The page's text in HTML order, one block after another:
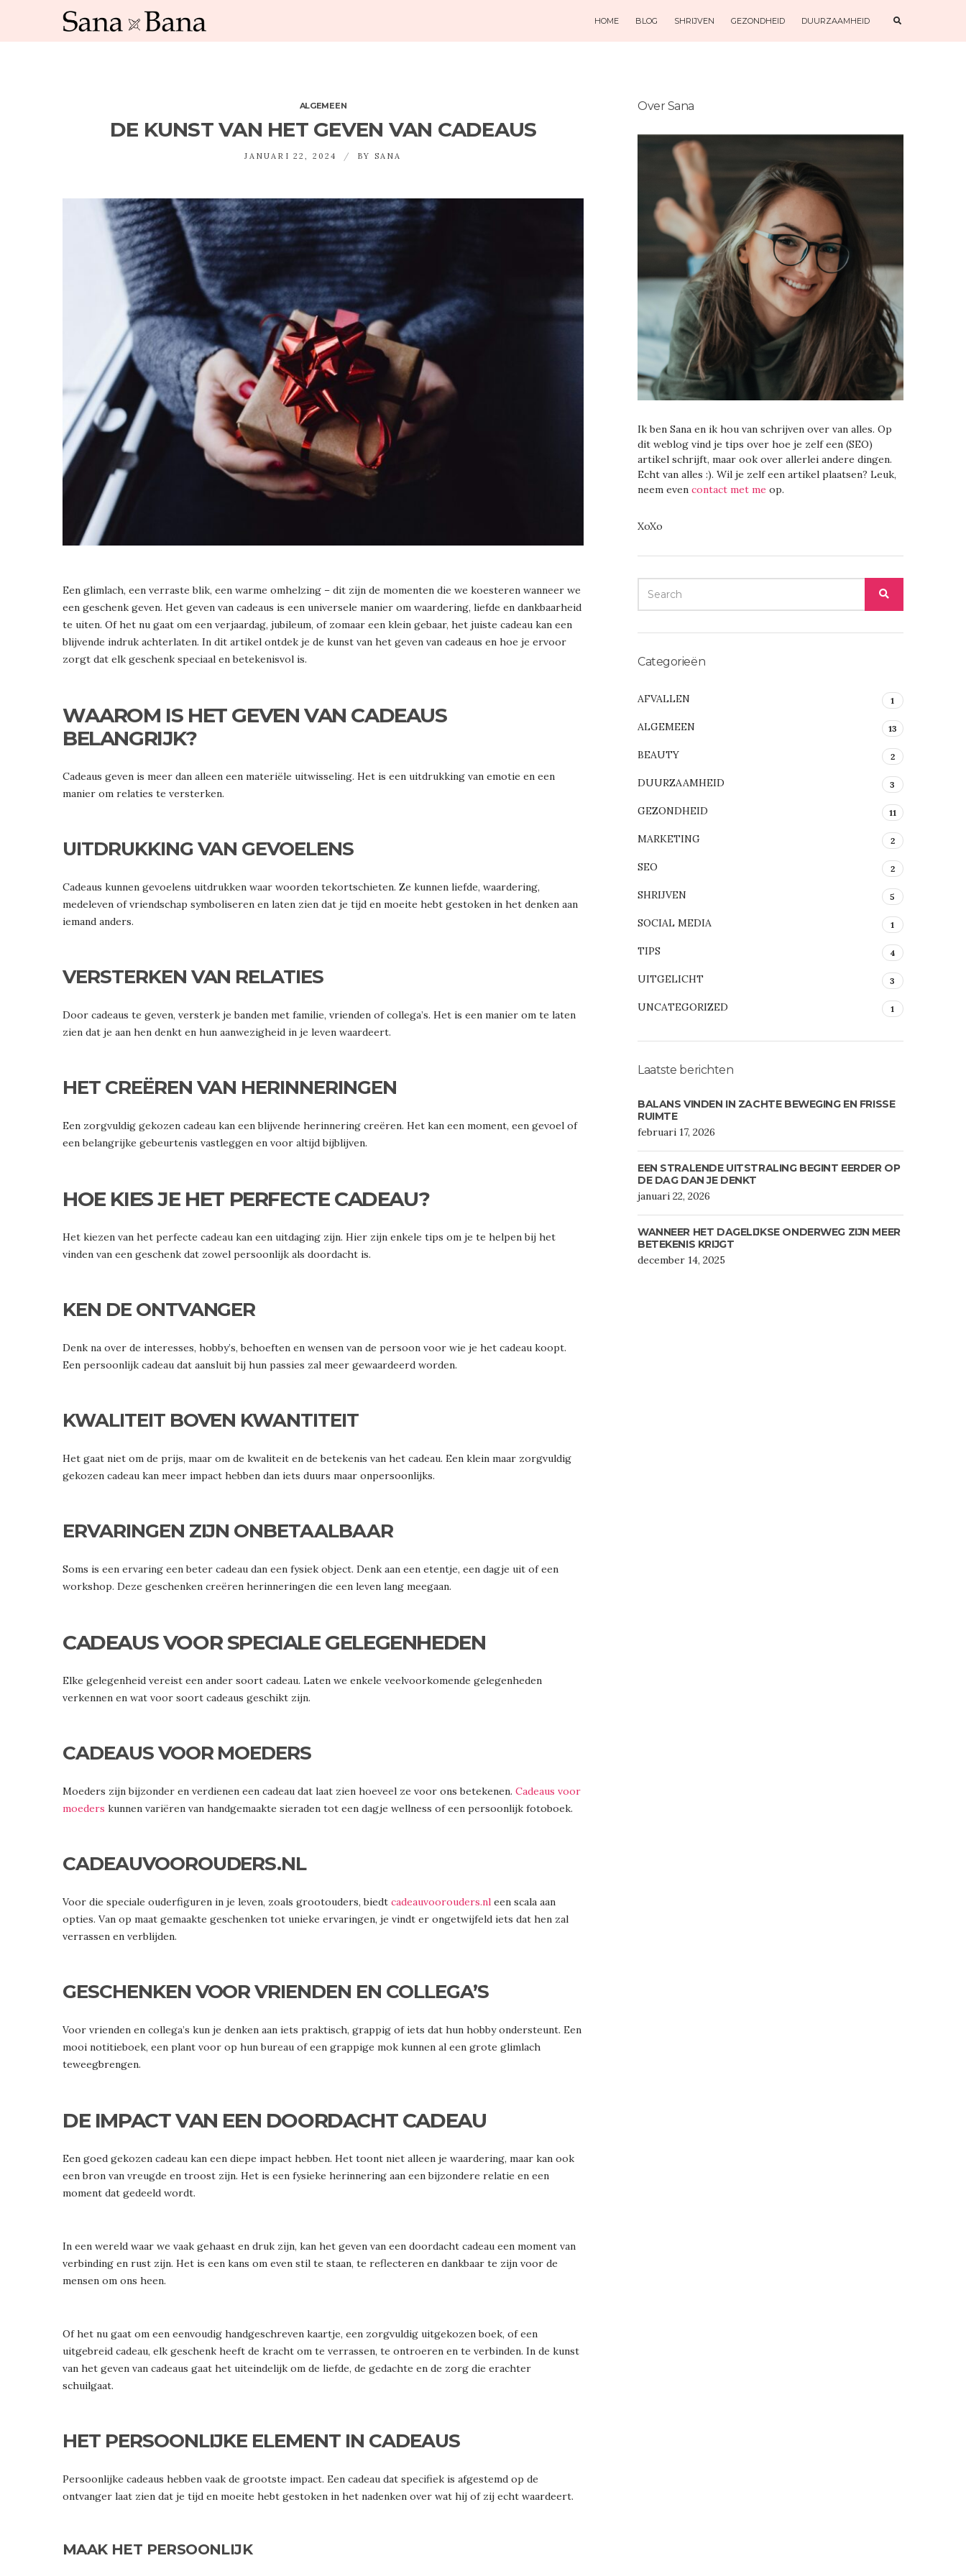
HOME BLOG SHRIJVEN GEZONDHEID DUURZAAMHEID
ALGEMEEN
DE KUNST VAN HET GEVEN VAN CADEAUS
JANUARI 22, 2024 BY SANA
Een glimlach, een verraste blik, een warme omhelzing – dit zijn de momenten die we koesteren wanneer we
een geschenk geven. Het geven van cadeaus is een universele manier om waardering, liefde en dankbaarheid
te uiten. Of het nu gaat om een verjaardag, jubileum, of zomaar een klein gebaar, het juiste cadeau kan een
blijvende indruk achterlaten. In dit artikel ontdek je de kunst van het geven van cadeaus en hoe je ervoor
zorgt dat elk geschenk speciaal en betekenisvol is.
WAAROM IS HET GEVEN VAN CADEAUS
BELANGRIJK?
Cadeaus geven is meer dan alleen een materiële uitwisseling. Het is een uitdrukking van emotie en een
manier om relaties te versterken.
UITDRUKKING VAN GEVOELENS
Cadeaus kunnen gevoelens uitdrukken waar woorden tekortschieten. Ze kunnen liefde, waardering,
medeleven of vriendschap symboliseren en laten zien dat je tijd en moeite hebt gestoken in het denken aan
iemand anders.
VERSTERKEN VAN RELATIES
Door cadeaus te geven, versterk je banden met familie, vrienden of collega’s. Het is een manier om te laten
zien dat je aan hen denkt en hun aanwezigheid in je leven waardeert.
HET CREËREN VAN HERINNERINGEN
Een zorgvuldig gekozen cadeau kan een blijvende herinnering creëren. Het kan een moment, een gevoel of
een belangrijke gebeurtenis vastleggen en voor altijd bijblijven.
HOE KIES JE HET PERFECTE CADEAU?
Het kiezen van het perfecte cadeau kan een uitdaging zijn. Hier zijn enkele tips om je te helpen bij het
vinden van een geschenk dat zowel persoonlijk als doordacht is.
KEN DE ONTVANGER
Denk na over de interesses, hobby’s, behoeften en wensen van de persoon voor wie je het cadeau koopt.
Een persoonlijk cadeau dat aansluit bij hun passies zal meer gewaardeerd worden.
KWALITEIT BOVEN KWANTITEIT
Het gaat niet om de prijs, maar om de kwaliteit en de betekenis van het cadeau. Een klein maar zorgvuldig
gekozen cadeau kan meer impact hebben dan iets duurs maar onpersoonlijks.
ERVARINGEN ZIJN ONBETAALBAAR
Soms is een ervaring een beter cadeau dan een fysiek object. Denk aan een etentje, een dagje uit of een
workshop. Deze geschenken creëren herinneringen die een leven lang meegaan.
CADEAUS VOOR SPECIALE GELEGENHEDEN
Elke gelegenheid vereist een ander soort cadeau. Laten we enkele veelvoorkomende gelegenheden
verkennen en wat voor soort cadeaus geschikt zijn.
CADEAUS VOOR MOEDERS
Moeders zijn bijzonder en verdienen een cadeau dat laat zien hoeveel ze voor ons betekenen. Cadeaus voor
moeders kunnen variëren van handgemaakte sieraden tot een dagje wellness of een persoonlijk fotoboek.
CADEAUVOOROUDERS.NL
Voor die speciale ouderfiguren in je leven, zoals grootouders, biedt cadeauvoorouders.nl een scala aan
opties. Van op maat gemaakte geschenken tot unieke ervaringen, je vindt er ongetwijfeld iets dat hen zal
verrassen en verblijden.
GESCHENKEN VOOR VRIENDEN EN COLLEGA’S
Voor vrienden en collega’s kun je denken aan iets praktisch, grappig of iets dat hun hobby ondersteunt. Een
mooi notitieboek, een plant voor op hun bureau of een grappige mok kunnen al een grote glimlach
teweegbrengen.
DE IMPACT VAN EEN DOORDACHT CADEAU
Een goed gekozen cadeau kan een diepe impact hebben. Het toont niet alleen je waardering, maar kan ook
een bron van vreugde en troost zijn. Het is een fysieke herinnering aan een bijzondere relatie en een
moment dat gedeeld wordt.
In een wereld waar we vaak gehaast en druk zijn, kan het geven van een doordacht cadeau een moment van
verbinding en rust zijn. Het is een kans om even stil te staan, te reflecteren en dankbaar te zijn voor de
mensen om ons heen.
Of het nu gaat om een eenvoudig handgeschreven kaartje, een zorgvuldig uitgekozen boek, of een
uitgebreid cadeau, elk geschenk heeft de kracht om te verrassen, te ontroeren en te verbinden. In de kunst
van het geven van cadeaus gaat het uiteindelijk om de liefde, de gedachte en de zorg die erachter
schuilgaat.
HET PERSOONLIJKE ELEMENT IN CADEAUS
Persoonlijke cadeaus hebben vaak de grootste impact. Een cadeau dat specifiek is afgestemd op de
ontvanger laat zien dat je tijd en moeite hebt gestoken in het nadenken over wat hij of zij echt waardeert.
MAAK HET PERSOONLIJK
Over Sana
Ik ben Sana en ik hou van schrijven over van alles. Op
dit weblog vind je tips over hoe je zelf een (SEO)
artikel schrijft, maar ook over allerlei andere dingen.
Echt van alles :). Wil je zelf een artikel plaatsen? Leuk,
neem even contact met me op.
XoXo
SEARCH
FOR:
SEARCH
Categorieën
AFVALLEN 1
ALGEMEEN 13
BEAUTY 2
DUURZAAMHEID 3
GEZONDHEID 11
MARKETING 2
SEO 2
SHRIJVEN 5
SOCIAL MEDIA 1
TIPS 4
UITGELICHT 3
UNCATEGORIZED 1
Laatste berichten
BALANS VINDEN IN ZACHTE BEWEGING EN FRISSE
RUIMTE
februari 17, 2026
EEN STRALENDE UITSTRALING BEGINT EERDER OP
DE DAG DAN JE DENKT
januari 22, 2026
WANNEER HET DAGELIJKSE ONDERWEG ZIJN MEER
BETEKENIS KRIJGT
december 14, 2025